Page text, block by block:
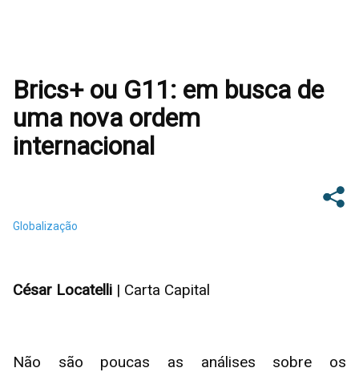
Brics+ ou G11: em busca de
uma nova ordem
internacional
Globalização
César Locatelli | Carta Capital
Não são poucas as análises sobre os